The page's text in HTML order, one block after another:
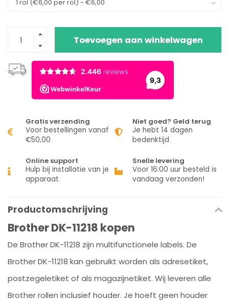
Toevoegen aan winkelwagen
Gratis verzending
Voor bestellingen vanaf
€50,00
Niet goed? Geld terug
Je hebt 14 dagen
bedenktijd
Online support
Hulp bij installatie van je
apparaat
Snelle levering
Voor 16:00 uur besteld is
vandaag verzonden!
Productomschrijving
Brother DK-11218 kopen
De Brother DK-11218 zijn multifunctionele labels. De
Brother DK-11218 kan gebruikt worden als adresetiket,
postzegeletiket of als magazijnetiket. Wij leveren alle
Brother rollen inclusief houder. Je hoeft geen houder